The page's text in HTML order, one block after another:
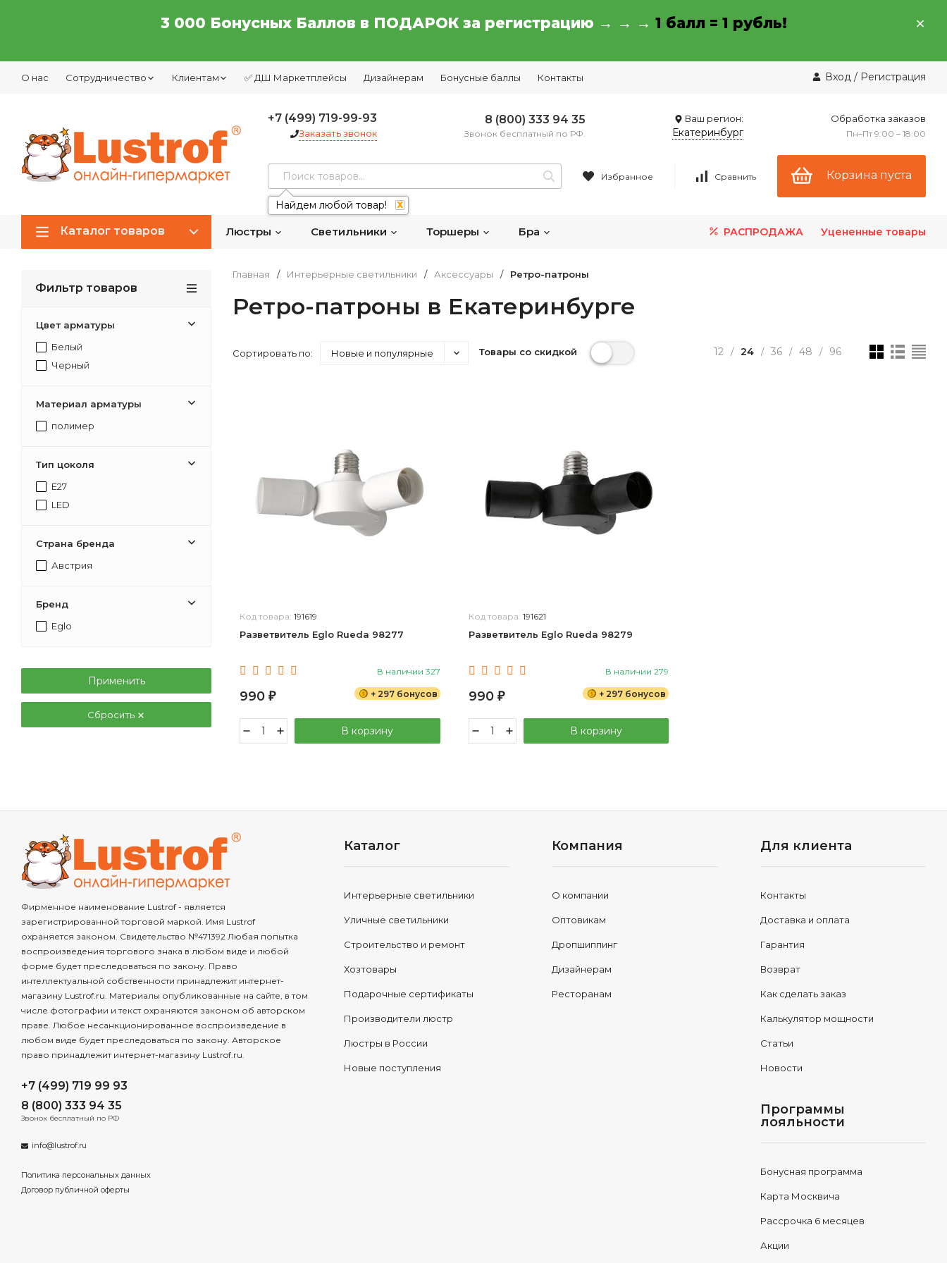
3 000 Бонусных Баллов в ПОДАРОК за регистрацию → → → 1 балл = 1 рубль!
О нас Сотрудничество Клиентам ✅ ДШ Маркетплейсы Дизайнерам Бонусные баллы Контакты Вход / Регистрация
+7 (499) 719-99-93
Заказать звонок
8 (800) 333 94 35
Звонок бесплатный по РФ.
Ваш регион:
Екатеринбург
Обработка заказов
Пн–Пт 9:00 – 18:00
Найдем любой товар! X
Избранное Сравнить Корзина пуста
Каталог товаров Люстры Светильники Торшеры Бра РАСПРОДАЖА Уцененные товары
Фильтр товаров
Цвет арматуры
Белый
Черный
Материал арматуры
полимер
Тип цоколя
E27
LED
Страна бренда
Австрия
Бренд
Eglo
Применить
Сбросить
Главная / Интерьерные светильники / Аксессуары / Ретро-патроны
Ретро-патроны в Екатеринбурге
Сортировать по: Новые и популярные Товары со скидкой 12 / 24 / 36 / 48 / 96
Код товара: 191619
Разветвитель Eglo Rueda 98277
В наличии 327
990 ₽ + 297 бонусов
В корзину
Код товара: 191621
Разветвитель Eglo Rueda 98279
В наличии 279
990 ₽ + 297 бонусов
В корзину
Фирменное наименование Lustrof - является
зарегистрированной торговой маркой. Имя Lustrof
охраняется законом. Свидетельство №471392 Любая попытка
воспроизведения торгового знака в любом виде и любой
форме будет преследоваться по закону. Право
интеллектуальной собственности принадлежит интернет-
магазину Lustrof.ru. Материалы опубликованные на сайте, в том
числе фотографии и текст охраняются законом об авторском
праве. Любое несанкционированное воспроизведение в
любом виде будет преследоваться по закону. Авторское
право принадлежит интернет-магазину Lustrof.ru.
+7 (499) 719 99 93
8 (800) 333 94 35
Звонок бесплатный по РФ
info@lustrof.ru
Политика персональных данных
Договор публичной оферты
Каталог
Интерьерные светильники
Уличные светильники
Строительство и ремонт
Хозтовары
Подарочные сертификаты
Производители люстр
Люстры в России
Новые поступления
Компания
О компании
Оптовикам
Дропшиппинг
Дизайнерам
Ресторанам
Для клиента
Контакты
Доставка и оплата
Гарантия
Возврат
Как сделать заказ
Калькулятор мощности
Статьи
Новости
Программы
лояльности
Бонусная программа
Карта Москвича
Рассрочка 6 месяцев
Акции